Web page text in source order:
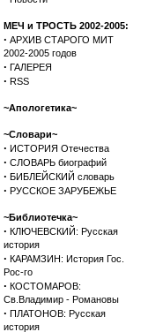
МЕЧ и ТРОСТЬ 2002-2005:
· АРХИВ СТАРОГО МИТ
2002-2005 годов
· ГАЛЕРЕЯ
· RSS
~Апологетика~
~Словари~
· ИСТОРИЯ Отечества
· СЛОВАРЬ биографий
· БИБЛЕЙСКИЙ словарь
· РУССКОЕ ЗАРУБЕЖЬЕ
~Библиотечка~
· КЛЮЧЕВСКИЙ: Русская
история
· КАРАМЗИН: История Гос.
Рос-го
· КОСТОМАРОВ:
Св.Владимир - Романовы
· ПЛАТОНОВ: Русская
история